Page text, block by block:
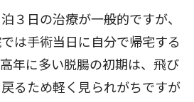
３日の治療が一般的ですが、
は手術当日に自分で帰宅する
年に多い脱腸の初期は、飛び
るため軽く見られがちですが